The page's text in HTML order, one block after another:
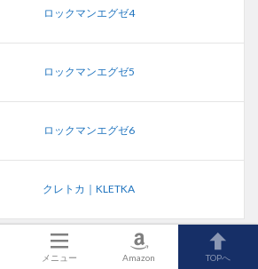
ロックマンエグゼ4
ロックマンエグゼ5
ロックマンエグゼ6
クレトカ｜KLETKA
メニュー Amazon TOPへ